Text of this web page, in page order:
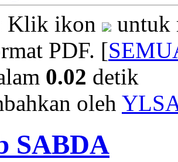
Klik ikon
untuk
PDF. [
0.02 detik
oleh
SABDA